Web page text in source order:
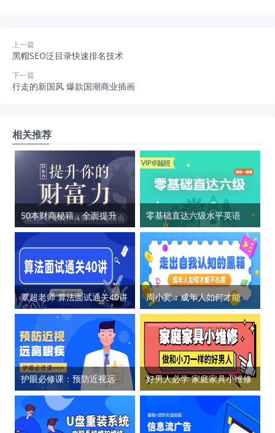
上一篇
黑帽SEO泛目录快速排名技术
下一篇
行走的新国风 爆款国潮商业插画
相关推荐
50本财商秘籍，全面提升你的财富力 零基础直达六级水平英语学习
覃超老师 算法面试通关40讲 周小宽：成年人如何才能不心累
护眼必修课：预防近视远离眼疾 好男人必学 家庭家具小维修